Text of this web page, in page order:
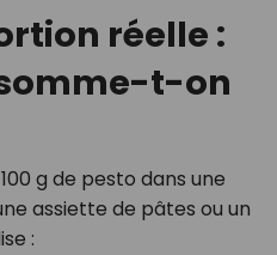
réelle :
t-on
g de pesto dans une
assiette de pâtes ou un
: